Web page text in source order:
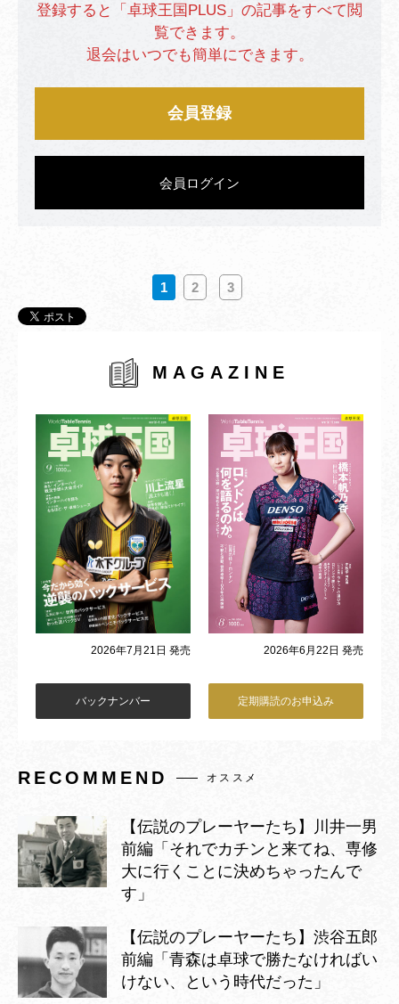
登録すると「卓球王国PLUS」の記事をすべて閲
覧できます。
退会はいつでも簡単にできます。
会員登録
会員ログイン
1 2 3
MAGAZINE
2026年7月21日 発売 2026年6月22日 発売
バックナンバー 定期購読のお申込み
RECOMMEND オススメ
【伝説のプレーヤーたち】川井一男
前編「それでカチンと来てね、専修
大に行くことに決めちゃったんで
す」
【伝説のプレーヤーたち】渋谷五郎
前編「青森は卓球で勝たなければい
けない、という時代だった」